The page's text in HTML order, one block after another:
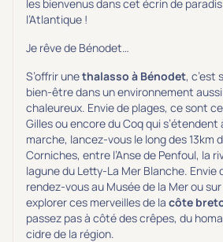
les bienvenus dans cet écrin de
l’Atlantique !
Je rêve de Bénodet…
S’offrir unethalasso à Bénodet, c’est
bien-être dans un environnement
chaleureux. Envie de plages, ce sont
Gilles ou encore du Coq qui s’étendent
marche, lancez-vous le long des 13km
Corniches, entre l’Anse de Penfoul, la
lagune du Letty-La Mer Blanche. Envie
rendez-vous au Musée de la Mer ou
explorer ces merveilles de la côte
passez pas à côté des crêpes, du
cidre de la région.